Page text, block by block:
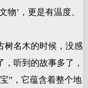
物’，更是有温度、
名木的时候，没感
听到的故事多了，
”，它蕴含着整个地